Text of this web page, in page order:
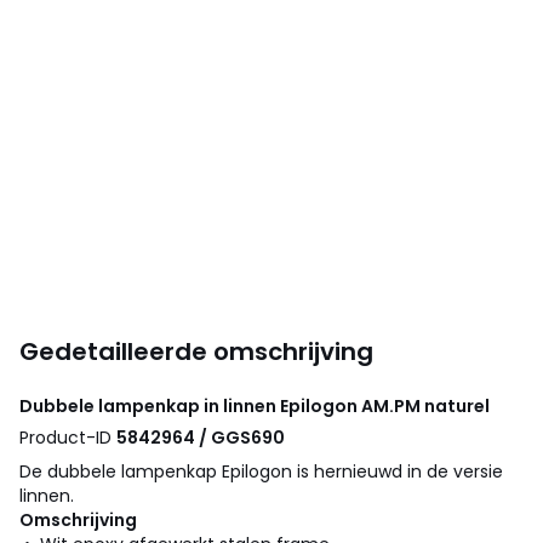
Gedetailleerde omschrijving
Dubbele lampenkap in linnen Epilogon AM.PM naturel
Product-ID 5842964 / GGS690
De dubbele lampenkap Epilogon is hernieuwd in de versie
linnen.
Omschrijving